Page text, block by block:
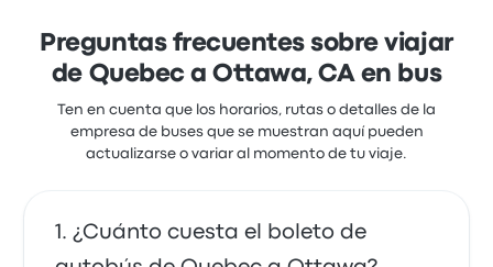
Preguntas frecuentes sobre viajar
de Quebec a Ottawa, CA en bus
Ten en cuenta que los horarios, rutas o detalles de la
empresa de buses que se muestran aquí pueden
actualizarse o variar al momento de tu viaje.
¿Cuánto cuesta el boleto de